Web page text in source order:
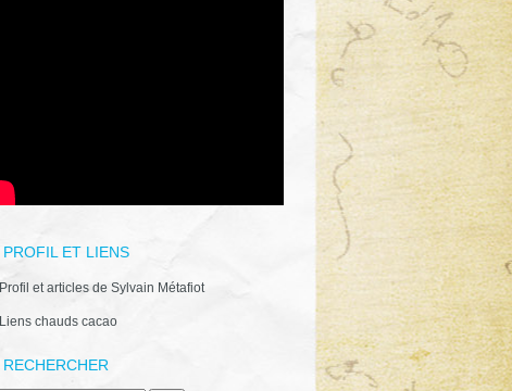
PROFIL ET LIENS
Profil et articles de Sylvain Métafiot
Liens chauds cacao
RECHERCHER